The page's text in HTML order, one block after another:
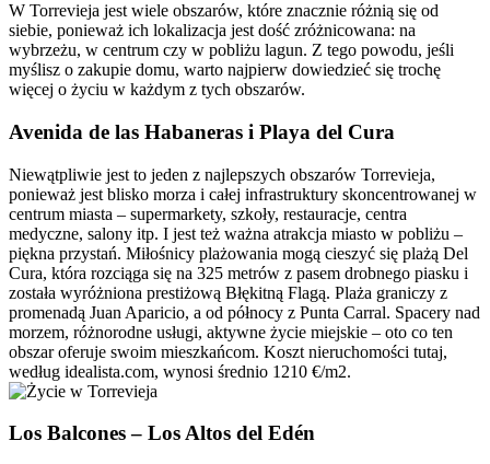
W Torrevieja jest wiele obszarów, które znacznie różnią się od
siebie, ponieważ ich lokalizacja jest dość zróżnicowana: na
wybrzeżu, w centrum czy w pobliżu lagun. Z tego powodu, jeśli
myślisz o zakupie domu, warto najpierw dowiedzieć się trochę
więcej o życiu w każdym z tych obszarów.
Avenida de las Habaneras i Playa del Cura
Niewątpliwie jest to jeden z najlepszych obszarów Torrevieja,
ponieważ jest blisko morza i całej infrastruktury skoncentrowanej w
centrum miasta – supermarkety, szkoły, restauracje, centra
medyczne, salony itp. I jest też ważna atrakcja miasto w pobliżu –
piękna przystań. Miłośnicy plażowania mogą cieszyć się plażą Del
Cura, która rozciąga się na 325 metrów z pasem drobnego piasku i
została wyróżniona prestiżową Błękitną Flagą. Plaża graniczy z
promenadą Juan Aparicio, a od północy z Punta Carral. Spacery nad
morzem, różnorodne usługi, aktywne życie miejskie – oto co ten
obszar oferuje swoim mieszkańcom. Koszt nieruchomości tutaj,
według idealista.com, wynosi średnio 1210 €/m2.
Los Balcones – Los Altos del Edén